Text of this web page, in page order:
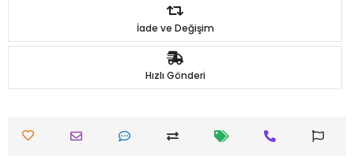
İade ve Değişim
Hızlı Gönderi